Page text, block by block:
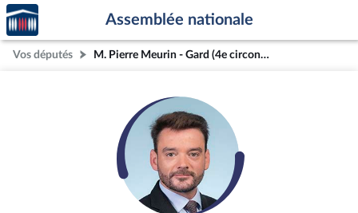
Aller au contenu
Aller en bas de la page
Accèder
à la
page
d'accueil
Assemblée nationale
Vos députés M. Pierre Meurin - Gard (4e circonscription)